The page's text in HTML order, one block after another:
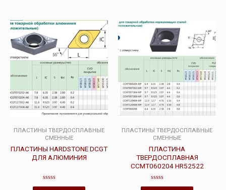
ПЛАСТИНЫ ТВЕРДОСПЛАВНЫЕ
СМЕННЫЕ
ПЛАСТИНЫ HARDSTONE DCGT
ДЛЯ АЛЮМИНИЯ
Оценка
ПЛАСТИНЫ ТВЕРДОСПЛАВНЫЕ
СМЕННЫЕ
ПЛАСТИНА
ТВЕРДОСПЛАВНАЯ
CCMT060204 HR52522
Оценка